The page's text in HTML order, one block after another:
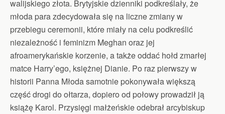
walijskiego złota. Brytyjskie dzienniki podkreślały, że
młoda para zdecydowała się na liczne zmiany w
przebiegu ceremonii, które miały na celu podkreślić
niezależność i feminizm Meghan oraz jej
afroamerykańskie korzenie, a także oddać hołd zmarłej
matce Harry’ego, księżnej Dianie. Po raz pierwszy w
historii Panna Młoda samotnie pokonywała większą
część drogi do ołtarza, dopiero od połowy prowadził ją
książę Karol. Przysięgi małżeńskie odebrał arcybiskup